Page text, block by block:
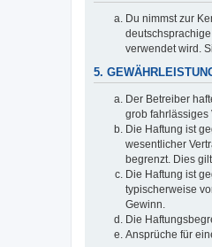
Du nimmst zur
verwendet wird.
5.
Der Betreiber
grob fahrlässiges
Die Haftung ist
wesentlicher
begrenzt. Dies
Die Haftung ist
typischerweise
Gewinn.
Die
Ansprüche für